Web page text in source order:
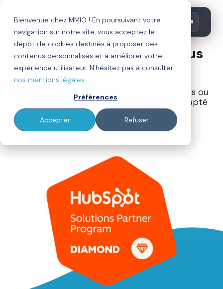
Bienvenue chez MMIO ! En poursuivant votre
navigation sur notre site, vous acceptez le
dépôt de cookies destinés à proposer des
contenus personnalisés et à améliorer votre
expérience utilisateur. N'hésitez pas à consulter
nos mentions légales
Préférences
Accepter Refuser
OBTENIR UN DEVIS
Formez-vous àHubSpot
avec ceux qui l'utilisent tous
les jours.
Formez vos équipes sur HubSpot, le RevOps ou
le marketing digital avec un programme adapté
à vos besoins et à vos objectifs.